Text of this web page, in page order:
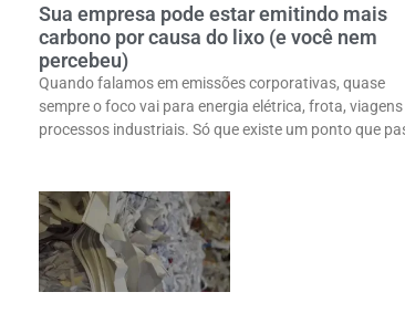
Sua empresa pode estar emitindo mais
carbono por causa do lixo (e você nem
percebeu)
Quando falamos em emissões corporativas, quase
sempre o foco vai para energia elétrica, frota, viagens
processos industriais. Só que existe um ponto que